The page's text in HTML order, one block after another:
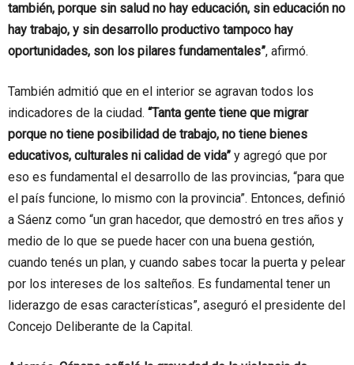
también, porque sin salud no hay educación, sin educación no
hay trabajo, y sin desarrollo productivo tampoco hay
oportunidades, son los pilares fundamentales”, afirmó.
También admitió que en el interior se agravan todos los
indicadores de la ciudad. “Tanta gente tiene que migrar
porque no tiene posibilidad de trabajo, no tiene bienes
educativos, culturales ni calidad de vida” y agregó que por
eso es fundamental el desarrollo de las provincias, “para que
el país funcione, lo mismo con la provincia”. Entonces, definió
a Sáenz como “un gran hacedor, que demostró en tres años y
medio de lo que se puede hacer con una buena gestión,
cuando tenés un plan, y cuando sabes tocar la puerta y pelear
por los intereses de los salteños. Es fundamental tener un
liderazgo de esas características”, aseguró el presidente del
Concejo Deliberante de la Capital.